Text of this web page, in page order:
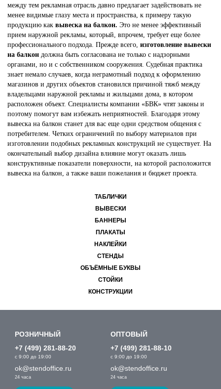
между тем рекламная отрасль давно предлагает задействовать не
менее видимые глазу места и пространства, к примеру такую
продукцию как вывеска на балкон. Это не менее эффективный
прием наружной рекламы, который, впрочем, требует еще более
профессионального подхода. Прежде всего, изготовление вывески
на балкон должна быть согласована не только с надзорными
органами, но и с собственником сооружения. Судебная практика
знает немало случаев, когда неграмотный подход к оформлению
магазинов и других объектов становился причиной тяжб между
владельцами наружной рекламы и жильцами дома, в котором
расположен объект. Специалисты компании «БВК» чтят законы и
поэтому помогут вам избежать неприятностей. Благодаря этому
вывеска на балкон станет для вас еще одни средством общения с
потребителем. Четких ограничений по выбору материалов при
изготовлении подобных рекламных конструкций не существует. На
окончательный выбор дизайна влияние могут оказать лишь
конструктивные показатели поверхности, на которой расположится
вывеска на балкон, а также ваши пожелания и бюджет проекта.
ТАБЛИЧКИ
ВЫВЕСКИ
БАННЕРЫ
ПЛАКАТЫ
НАКЛЕЙКИ
СТЕНДЫ
ОБЪЁМНЫЕ БУКВЫ
СТОЙКИ
КОНСТРУКЦИИ
РОЗНИЧНЫЙ
+7 (499) 281-88-20
с 9:00 до 19:00
ok@stendoffice.ru
24 часа
ОПТОВЫЙ
+7 (499) 281-88-10
с 9:00 до 19:00
ok@stendoffice.ru
24 часа